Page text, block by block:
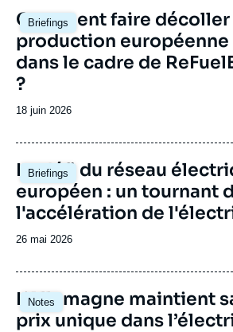
Briefings
Image
principale
Comment faire décoller
production européenne
dans le cadre de
?
Date
publication
18 juin 2026
Briefings
Image
principale
Le défi du réseau
européen : un tournant
l'accélération de
Date
publication
26 mai 2026
Notes
Image
principale
L’Allemagne maintient
prix unique dans
septembre 2005.
Copier